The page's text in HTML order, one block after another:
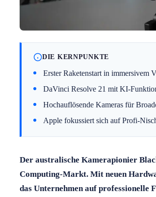
DIE KERNPUNKTE
Erster Raketenstart in immersivem
DaVinci Resolve 21 mit KI-
Hochauflösende Kameras für
Apple fokussiert sich auf Profi-
Der australische Kamerapionier
Computing-Markt. Mit neuen
das Unternehmen auf professionelle